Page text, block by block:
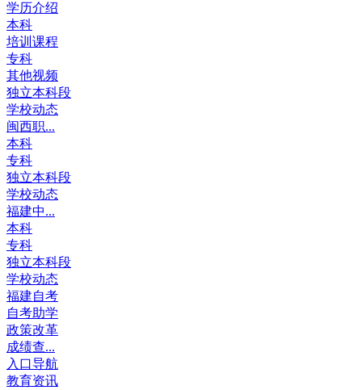
学历介绍
本科
培训课程
专科
其他视频
独立本科段
学校动态
闽西职...
本科
专科
独立本科段
学校动态
福建中...
本科
专科
独立本科段
学校动态
福建自考
自考助学
政策改革
成绩查...
入口导航
教育资讯